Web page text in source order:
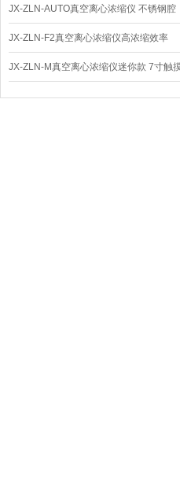
仪 低温功能
JX-ZLN-AUTO真空离心浓缩仪 不锈钢腔
体
JX-ZLN-F2真空离心浓缩仪高浓缩效率
JX-ZLN-M真空离心浓缩仪迷你款 7寸触
屏